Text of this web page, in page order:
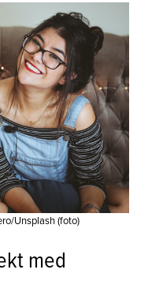
Unsplash (foto)
med